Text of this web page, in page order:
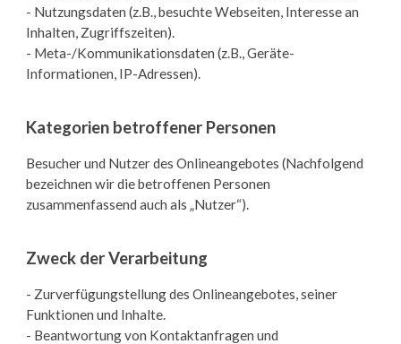
- Nutzungsdaten (z.B., besuchte Webseiten, Interesse an
Inhalten, Zugriffszeiten).
- Meta-/Kommunikationsdaten (z.B., Geräte-
Informationen, IP-Adressen).
Kategorien betroffener Personen
Besucher und Nutzer des Onlineangebotes (Nachfolgend
bezeichnen wir die betroffenen Personen
zusammenfassend auch als „Nutzer“).
Zweck der Verarbeitung
- Zurverfügungstellung des Onlineangebotes, seiner
Funktionen und Inhalte.
- Beantwortung von Kontaktanfragen und